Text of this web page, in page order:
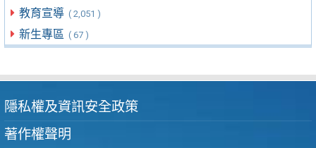
教育宣導 ( 2,051 )
新生專區 ( 67 )
隱私權及資訊安全政策
著作權聲明